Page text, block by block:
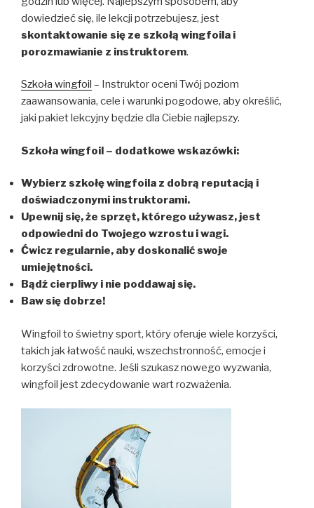
dowiedzieć się, ile lekcji potrzebujesz, jest
skontaktowanie się ze szkołą wingfoila i
porozmawianie z instruktorem.
Szkoła wingfoil – Instruktor oceni Twój poziom
zaawansowania, cele i warunki pogodowe, aby określić,
jaki pakiet lekcyjny będzie dla Ciebie najlepszy.
Szkoła wingfoil – dodatkowe wskazówki:
Wybierz szkołę wingfoila z dobrą reputacją i
doświadczonymi instruktorami.
Upewnij się, że sprzęt, którego używasz, jest
odpowiedni do Twojego wzrostu i wagi.
Ćwicz regularnie, aby doskonalić swoje
umiejętności.
Bądź cierpliwy i nie poddawaj się.
Baw się dobrze!
Wingfoil to świetny sport, który oferuje wiele korzyści,
takich jak łatwość nauki, wszechstronność, emocje i
korzyści zdrowotne. Jeśli szukasz nowego wyzwania,
wingfoil jest zdecydowanie wart rozważenia.